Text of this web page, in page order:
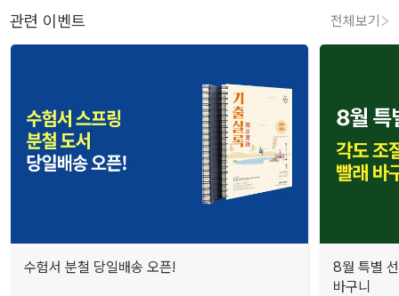
관련 이벤트 전체보기
수험서 분철 당일배송 오픈!
8월 특별
바구니